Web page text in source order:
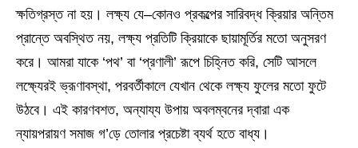
ক্ষতিগ্রস্ত না হয়। লক্ষ্য যে–কোনও প্রকল্পের সারিবদ্ধ ক্রিয়ার অন্তিম
প্রান্তে অবস্থিত নয়, লক্ষ্য প্রতিটি ক্রিয়াকে ছায়ামূর্তির মতো অনুসরণ
করে। আমরা যাকে ‘পথ’ বা ‘প্রণালী’ রূপে চিহ্নিত করি, সেটি আসলে
লক্ষ্যেরই ভ্রূণাবস্থা, পরবর্তীকালে যেখান থেকে লক্ষ্য ফুলের মতো ফুটে
উঠবে। এই কারণবশত, অন্যায্য উপায় অবলম্বনের দ্বারা এক
ন্যায়পরায়ণ সমাজ গ’ড়ে তোলার প্রচেষ্টা ব্যর্থ হতে বাধ্য।